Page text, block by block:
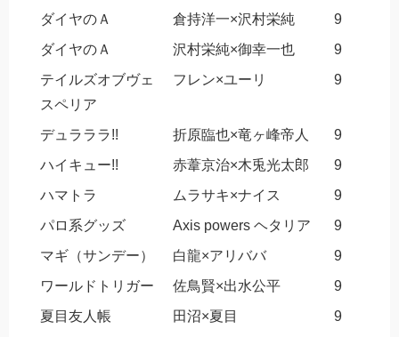
ダイヤのＡ
倉持洋一×沢村栄純
9
ダイヤのＡ
沢村栄純×御幸一也
9
テイルズオブヴェ
スペリア
フレン×ユーリ 9
デュラララ!! 折原臨也×竜ヶ峰帝人
9
ハイキュー!!
赤葦京治×木兎光太郎
9
ハマトラ
ムラサキ×ナイス
9
パロ系グッズ
Axis powers ヘタリア
9
マギ（サンデー）
白龍×アリババ
9
ワールドトリガー
佐鳥賢×出水公平
9
夏目友人帳
田沼×夏目
9